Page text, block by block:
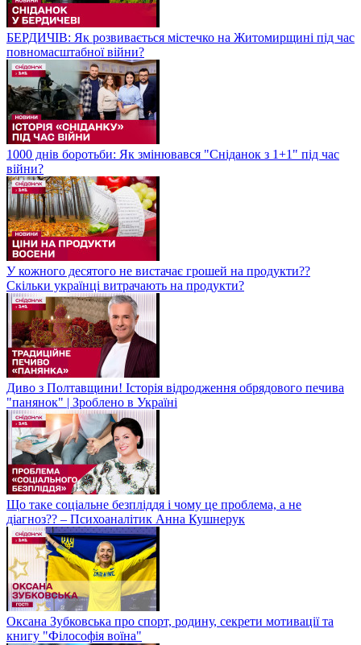
БЕРДИЧІВ: Як розвивається містечко на Житомирщині під час
повномасштабної війни?
1000 днів боротьби: Як змінювався "Сніданок з 1+1" під час
війни?
У кожного десятого не вистачає грошей на продукти??
Скільки українці витрачають на продукти?
Диво з Полтавщини! Історія відродження обрядового печива
"панянок" | Зроблено в Україні
Що таке соціальне безпліддя і чому це проблема, а не
діагноз?? – Психоаналітик Анна Кушнерук
Оксана Зубковська про спорт, родину, секрети мотивації та
книгу "Філософія воїна"